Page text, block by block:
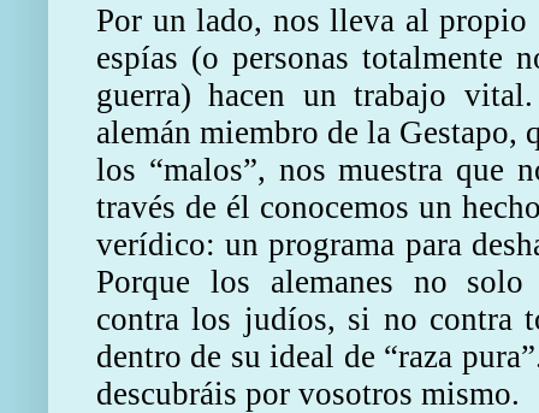
Por un lado, nos lleva al propio
espías (o personas totalmente
guerra) hacen un trabajo
alemán miembro de la Gestapo,
los “malos”, nos muestra que
través de él conocemos un
verídico: un programa para
Porque los alemanes no
contra los judíos, si no contra
dentro de su ideal de “raza
descubráis por vosotros mismo.